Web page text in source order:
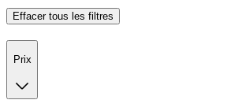
Effacer tous les filtres
Prix